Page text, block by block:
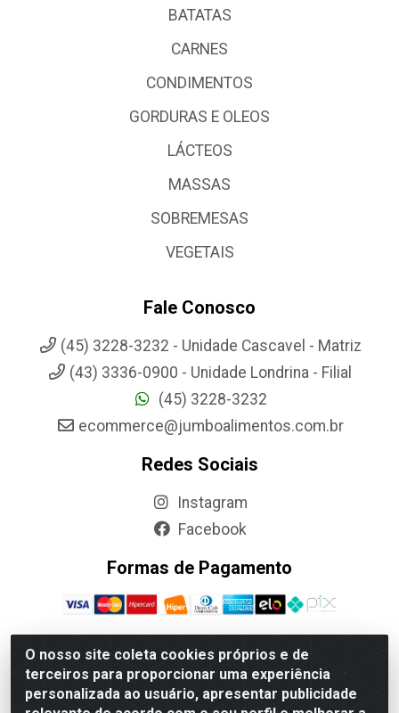
O nosso site coleta cookies próprios e de
terceiros para proporcionar uma experiência
personalizada ao usuário, apresentar publicidade
BATATAS
CARNES
CONDIMENTOS
GORDURAS E OLEOS
LÁCTEOS
MASSAS
SOBREMESAS
VEGETAIS
Fale Conosco
(45) 3228-3232 - Unidade Cascavel - Matriz
(43) 3336-0900 - Unidade Londrina - Filial
(45) 3228-3232
ecommerce@jumboalimentos.com.br
Redes Sociais
Instagram
Facebook
Formas de Pagamento
Jumbo Alimentos Cascavel - Matriz - Rua Itatiba Do Sul, 161 -
Santos Dumont, Cascavel-PR - CEP 85804-700- CNPJ